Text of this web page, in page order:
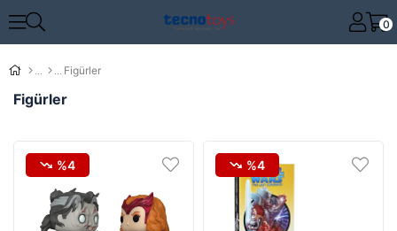
0
Figürler
Figürler
%4 %4